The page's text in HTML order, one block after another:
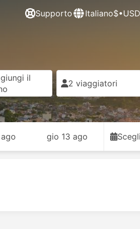
Supporto Italiano$•USD
il
2 viaggiatori
gio 13 ago